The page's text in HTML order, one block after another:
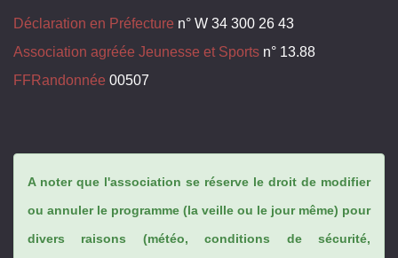
Déclaration en Préfecture n° W 34 300 26 43
Association agréée Jeunesse et Sports n° 13.88
FFRandonnée 00507
A noter que l'association se réserve le droit de modifier
ou annuler le programme (la veille ou le jour même) pour
divers raisons (météo, conditions de sécurité,